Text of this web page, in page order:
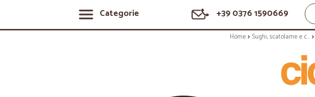
Categorie +39 0376 1590669
Home Sughi, scatolame e condimenti